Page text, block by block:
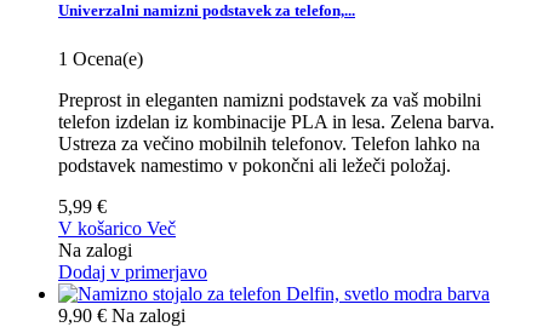
Univerzalni namizni podstavek za telefon,...
1 Ocena(e)
Preprost in eleganten namizni podstavek za vaš mobilni
telefon izdelan iz kombinacije PLA in lesa. Zelena barva.
Ustreza za večino mobilnih telefonov. Telefon lahko na
podstavek namestimo v pokončni ali ležeči položaj.
5,99 €
V košarico Več
Na zalogi
Dodaj v primerjavo
9,90 € Na zalogi